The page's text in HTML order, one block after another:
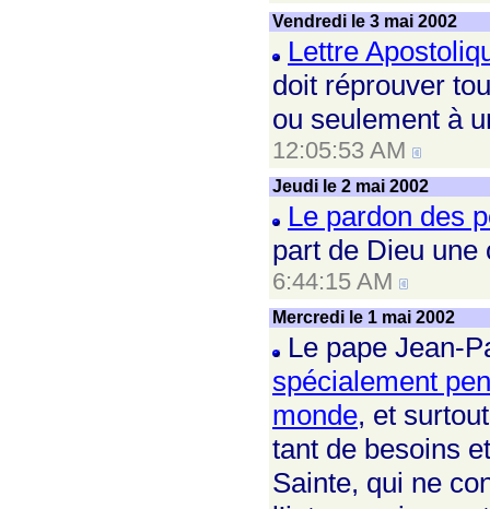
Vendredi le 3 mai 2002
Lettre
doit réprouver
ou seulement à
12:05:53 AM
Jeudi le 2 mai 2002
Le pardon des
part de Dieu une
6:44:15 AM
Mercredi le 1 mai 2002
Le pape Jean-
spécialement
monde, et
tant de besoins
Sainte, qui ne